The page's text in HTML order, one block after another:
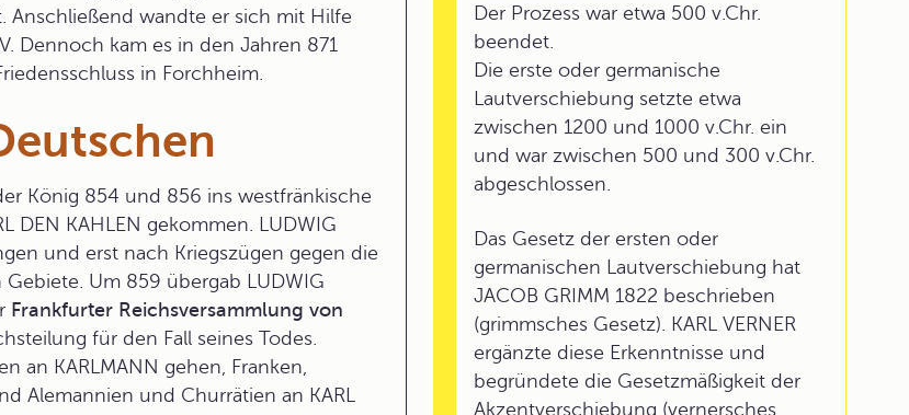
Anschließend wandte er sich mit Hilfe
Dennoch kam es in den Jahren 871
in Forchheim.
König 854 und 856 ins westfränkische
DEN KAHLEN gekommen. LUDWIG
und erst nach Kriegszügen gegen die
Um 859 übergab LUDWIG
Frankfurter Reichsversammlung von
für den Fall seines Todes.
an KARLMANN gehen, Franken,
Alemannien und Churrätien an KARL
Der Prozess war etwa 500 v.Chr.
beendet.
Die erste oder germanische
Lautverschiebung setzte etwa
zwischen 1200 und 1000 v.Chr. ein
und war zwischen 500 und 300 v.Chr.
abgeschlossen.
Das Gesetz der ersten oder
germanischen Lautverschiebung hat
JACOB GRIMM 1822 beschrieben
(grimmsches Gesetz). KARL VERNER
ergänzte diese Erkenntnisse und
begründete die Gesetzmäßigkeit der
Akzentverschiebung (vernersches